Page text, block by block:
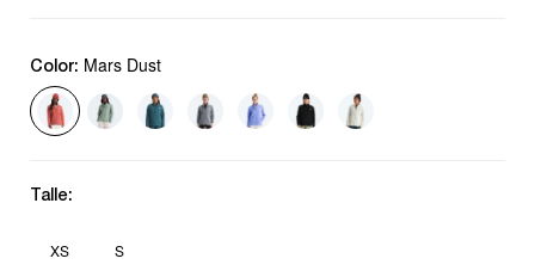
Color: Mars Dust
Talle:
XS S